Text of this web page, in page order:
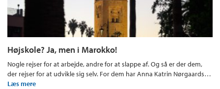
Højskole? Ja, men i Marokko!
Nogle rejser for at arbejde, andre for at slappe af. Og så er der dem,
der rejser for at udvikle sig selv. For dem har Anna Katrin Nørgaards…
Læs mere